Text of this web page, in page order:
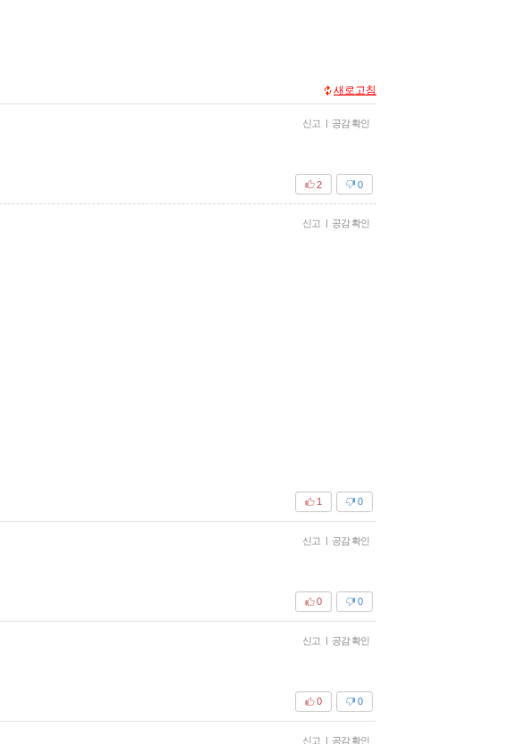
새로고침
신고 | 공감 확인
0
2
신고 | 공감 확인
0
1
신고 | 공감 확인
0
0
신고 | 공감 확인
0
0
신고 | 공감 확인